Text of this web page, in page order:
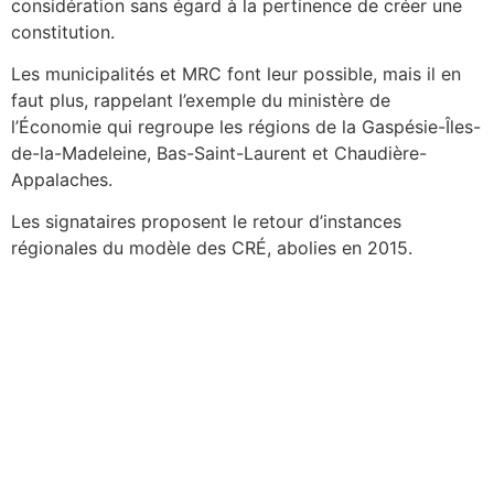
considération sans égard à la pertinence de créer une
constitution.
Les municipalités et MRC font leur possible, mais il en
faut plus, rappelant l’exemple du ministère de
l’Économie qui regroupe les régions de la Gaspésie-Îles-
de-la-Madeleine, Bas-Saint-Laurent et Chaudière-
Appalaches.
Les signataires proposent le retour d’instances
régionales du modèle des CRÉ, abolies en 2015.